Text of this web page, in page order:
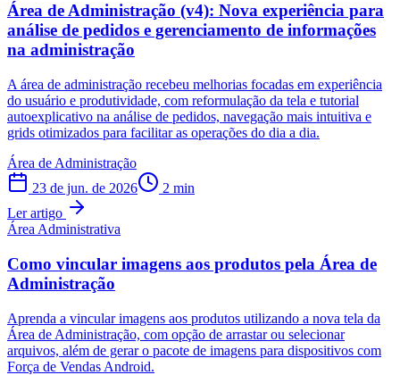
Área de Administração (v4): Nova experiência para
análise de pedidos e gerenciamento de informações
na administração
A área de administração recebeu melhorias focadas em experiência
do usuário e produtividade, com reformulação da tela e tutorial
autoexplicativo na análise de pedidos, navegação mais intuitiva e
grids otimizados para facilitar as operações do dia a dia.
Área de Administração
23 de jun. de 2026
2 min
Ler artigo
Área Administrativa
Como vincular imagens aos produtos pela Área de
Administração
Aprenda a vincular imagens aos produtos utilizando a nova tela da
Área de Administração, com opção de arrastar ou selecionar
arquivos, além de gerar o pacote de imagens para dispositivos com
Força de Vendas Android.